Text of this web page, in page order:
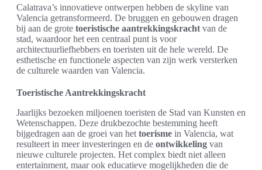
Calatrava’s innovatieve ontwerpen hebben de skyline van
Valencia getransformeerd. De bruggen en gebouwen dragen
bij aan de grote toeristische aantrekkingskracht van de
stad, waardoor het een centraal punt is voor
architectuurliefhebbers en toeristen uit de hele wereld. De
esthetische en functionele aspecten van zijn werk versterken
de culturele waarden van Valencia.
Toeristische Aantrekkingskracht
Jaarlijks bezoeken miljoenen toeristen de Stad van Kunsten en
Wetenschappen. Deze drukbezochte bestemming heeft
bijgedragen aan de groei van het toerisme in Valencia, wat
resulteert in meer investeringen en de ontwikkeling van
nieuwe culturele projecten. Het complex biedt niet alleen
entertainment, maar ook educatieve mogelijkheden die de